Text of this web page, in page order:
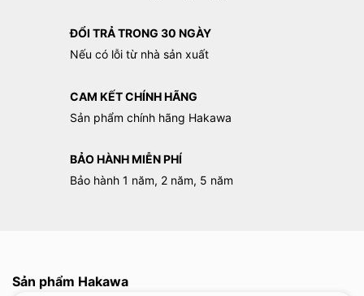
ĐỔI TRẢ TRONG 30 NGÀY
Nếu có lỗi từ nhà sản xuất
CAM KẾT CHÍNH HÃNG
Sản phẩm chính hãng Hakawa
BẢO HÀNH MIỄN PHÍ
Bảo hành 1 năm, 2 năm, 5 năm
Sản phẩm Hakawa